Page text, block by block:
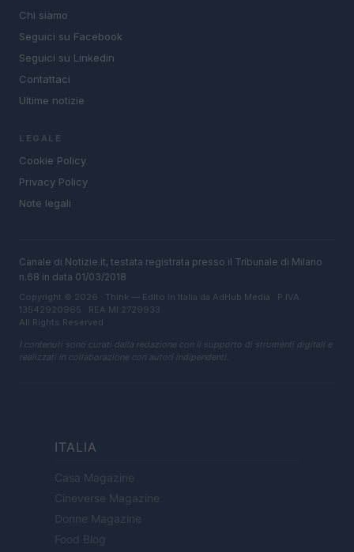
Chi siamo
Seguici su Facebook
Seguici su Linkedin
Contattaci
Ultime notizie
LEGALE
Cookie Policy
Privacy Policy
Note legali
Canale di Notizie.it, testata registrata presso il Tribunale di Milano
n.68 in data 01/03/2018
Copyright © 2026 · Think — Edito in Italia da AdHub Media · P.IVA
13542920965 · REA MI 2729933
All Rights Reserved
I contenuti sono curati dalla redazione con il supporto di strumenti digitali e
realizzati in collaborazione con autori indipendenti.
ITALIA
Casa Magazine
Cineverse Magazine
Donne Magazine
Food Blog